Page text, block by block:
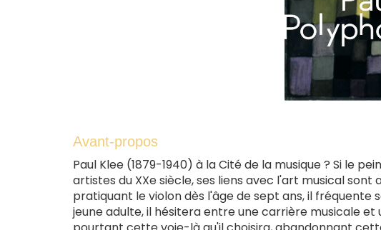
Avant-propos
Paul Klee (1879-1940) à la Cité de la musique ? Si le
artistes du XXe siècle, ses liens avec l'art musical
pratiquant le violon dès l'âge de sept ans, il
jeune adulte, il hésitera entre une carrière musicale